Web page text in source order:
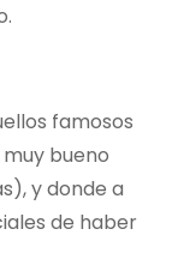
famosos
bueno
y donde a
de haber